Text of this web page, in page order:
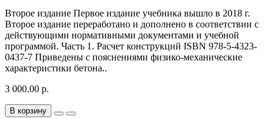
Второе издание Первое издание учебника вышло в 2018 г.
Второе издание переработано и дополнено в соответствии с
действующими нормативными документами и учебной
программой. Часть 1. Расчет конструкций ISBN 978-5-4323-
0437-7 Приведены с пояснениями физико-механические
характеристики бетона..
3 000.00 р.
В корзину